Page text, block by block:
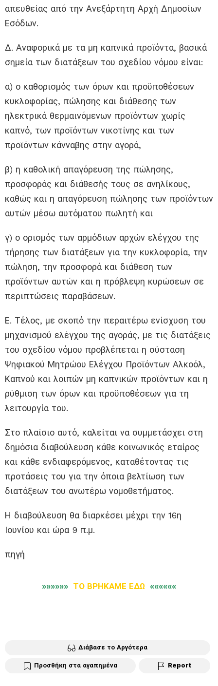
απευθείας από την Ανεξάρτητη Αρχή Δημοσίων
Εσόδων.
Δ. Αναφορικά με τα μη καπνικά προϊόντα, βασικά
σημεία των διατάξεων του σχεδίου νόμου είναι:
α) ο καθορισμός των όρων και προϋποθέσεων
κυκλοφορίας, πώλησης και διάθεσης των
ηλεκτρικά θερμαινόμενων προϊόντων χωρίς
καπνό, των προϊόντων νικοτίνης και των
προϊόντων κάνναβης στην αγορά,
β) η καθολική απαγόρευση της πώλησης,
προσφοράς και διάθεσής τους σε ανηλίκους,
καθώς και η απαγόρευση πώλησης των προϊόντων
αυτών μέσω αυτόματου πωλητή και
γ) ο ορισμός των αρμόδιων αρχών ελέγχου της
τήρησης των διατάξεων για την κυκλοφορία, την
πώληση, την προσφορά και διάθεση των
προϊόντων αυτών και η πρόβλεψη κυρώσεων σε
περιπτώσεις παραβάσεων.
Ε. Τέλος, με σκοπό την περαιτέρω ενίσχυση του
μηχανισμού ελέγχου της αγοράς, με τις διατάξεις
του σχεδίου νόμου προβλέπεται η σύσταση
Ψηφιακού Μητρώου Ελέγχου Προϊόντων Αλκοόλ,
Καπνού και λοιπών μη καπνικών προϊόντων και η
ρύθμιση των όρων και προϋποθέσεων για τη
λειτουργία του.
Στο πλαίσιο αυτό, καλείται να συμμετάσχει στη
δημόσια διαβούλευση κάθε κοινωνικός εταίρος
και κάθε ενδιαφερόμενος, καταθέτοντας τις
προτάσεις του για την όποια βελτίωση των
διατάξεων του ανωτέρω νομοθετήματος.
Η διαβούλευση θα διαρκέσει μέχρι την 16η
Ιουνίου και ώρα 9 π.μ.
πηγή
»»»»»» ΤΟ ΒΡΗΚΑΜΕ ΕΔΩ ««««««
Διάβασε το Αργότερα
Προσθήκη στα αγαπημένα Report